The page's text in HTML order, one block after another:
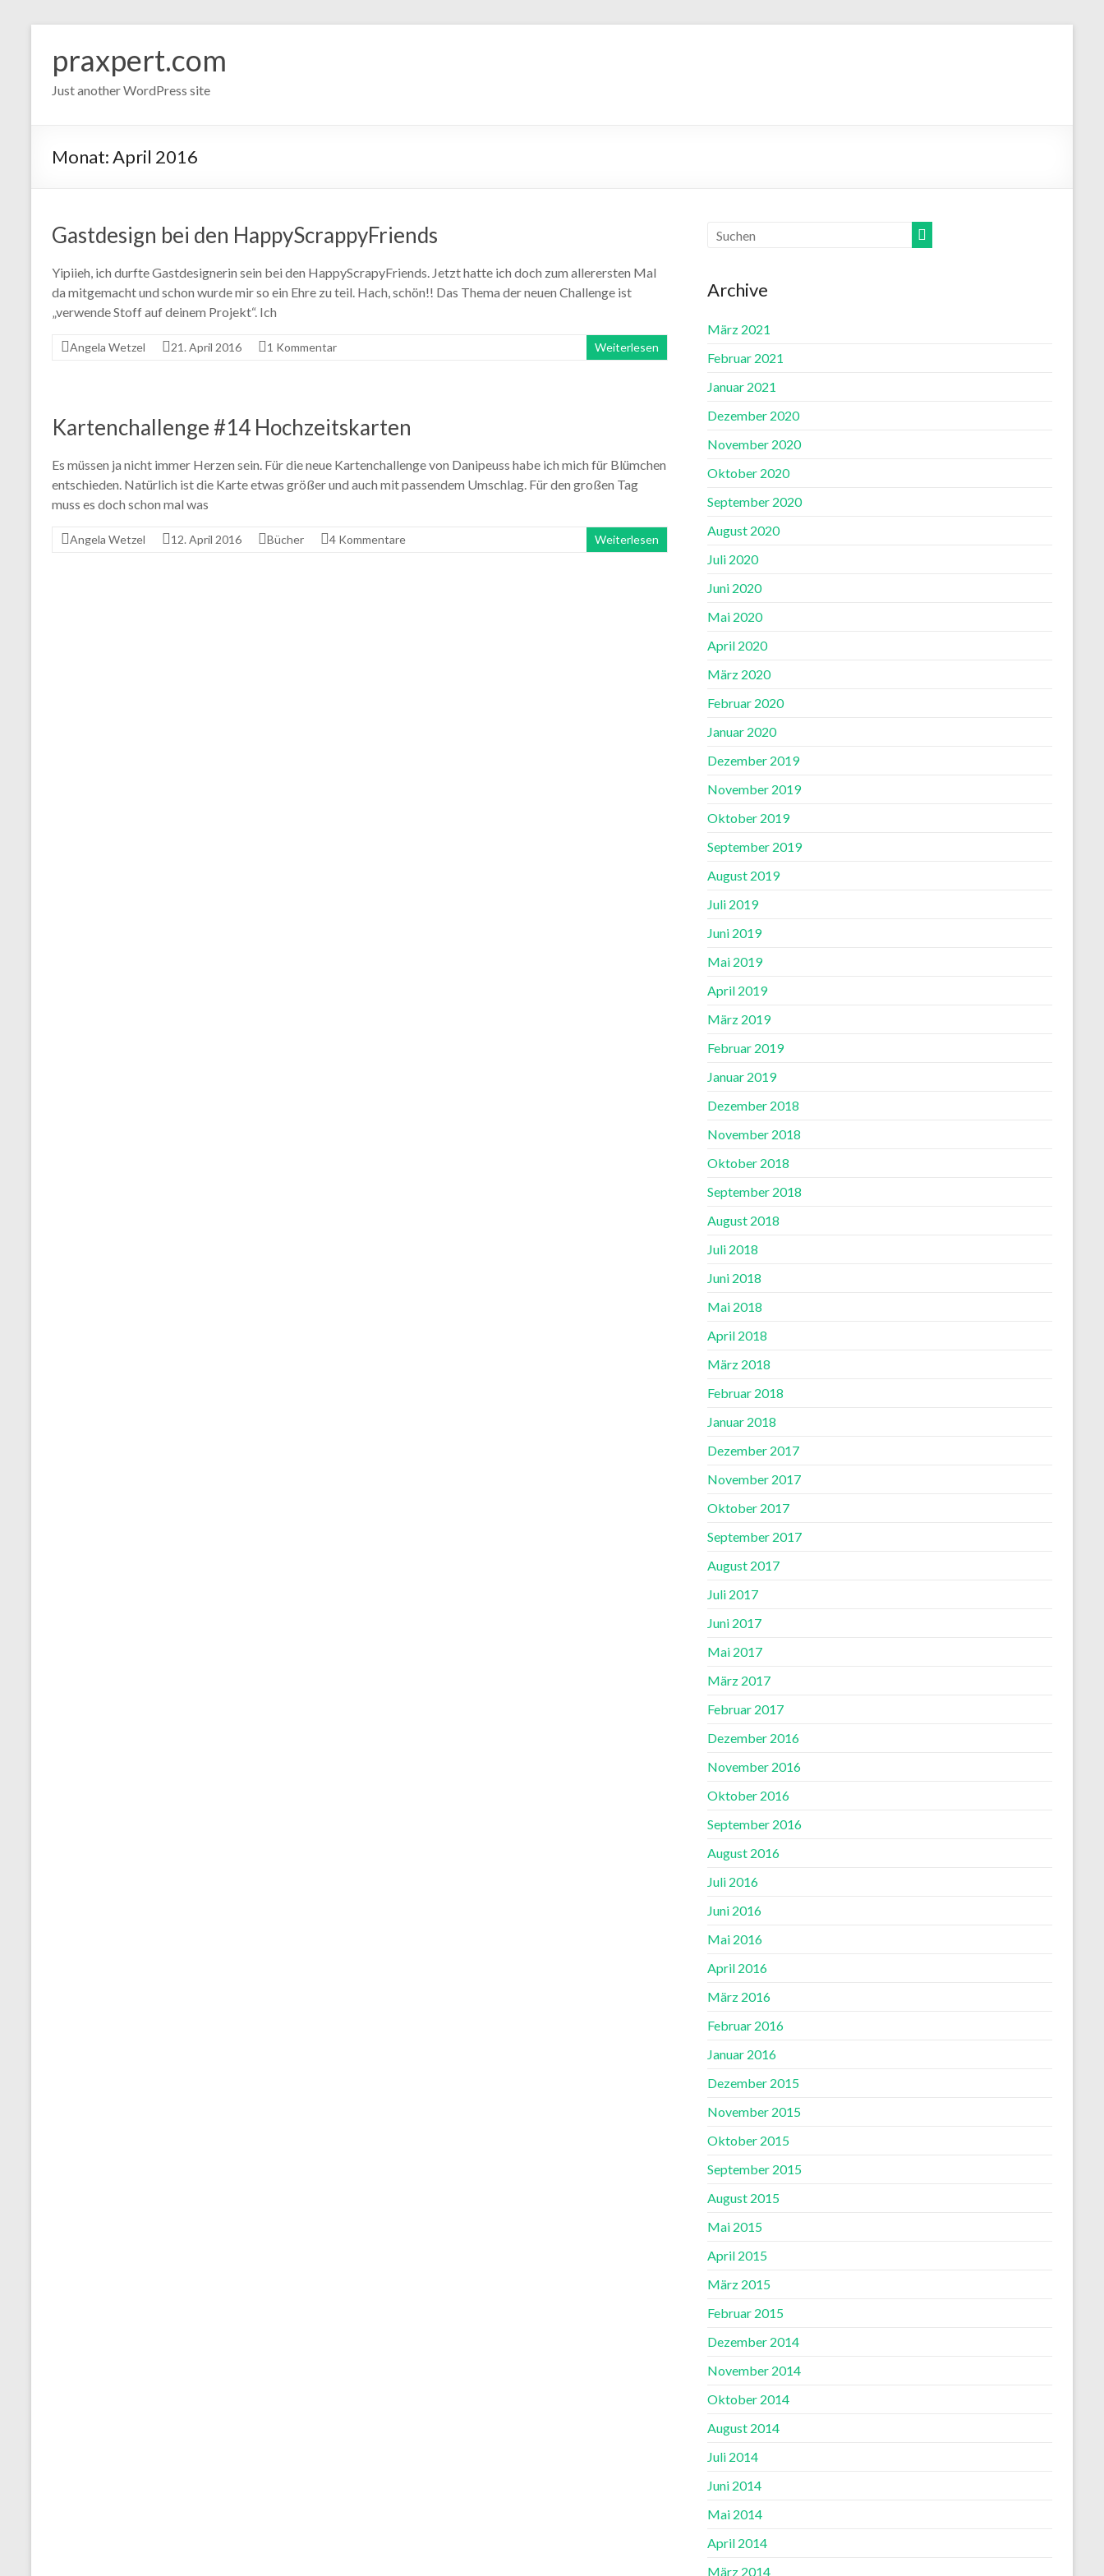
springen
praxpert.com
Just another WordPress site
Monat:April 2016
Gastdesign bei den HappyScrappyFriends
Yipiieh, ich durfte Gastdesignerin sein bei den HappyScrapyFriends. Jetzt hatte ich doch zum allerersten Mal
da mitgemacht und schon wurde mir so ein Ehre zu teil. Hach, schön!! Das Thema der neuen Challenge ist
„verwende Stoff auf deinem Projekt“. Ich
Angela Wetzel 21. April 2016 1 Kommentar Weiterlesen
Kartenchallenge #14 Hochzeitskarten
Es müssen ja nicht immer Herzen sein. Für die neue Kartenchallenge von Danipeuss habe ich mich für Blümchen
entschieden. Natürlich ist die Karte etwas größer und auch mit passendem Umschlag. Für den großen Tag
muss es doch schon mal was
Angela Wetzel 12. April 2016 Bücher 4 Kommentare Weiterlesen
Archive
März 2021
Februar 2021
Januar 2021
Dezember 2020
November 2020
Oktober 2020
September 2020
August 2020
Juli 2020
Juni 2020
Mai 2020
April 2020
März 2020
Februar 2020
Januar 2020
Dezember 2019
November 2019
Oktober 2019
September 2019
August 2019
Juli 2019
Juni 2019
Mai 2019
April 2019
März 2019
Februar 2019
Januar 2019
Dezember 2018
November 2018
Oktober 2018
September 2018
August 2018
Juli 2018
Juni 2018
Mai 2018
April 2018
März 2018
Februar 2018
Januar 2018
Dezember 2017
November 2017
Oktober 2017
September 2017
August 2017
Juli 2017
Juni 2017
Mai 2017
März 2017
Februar 2017
Dezember 2016
November 2016
Oktober 2016
September 2016
August 2016
Juli 2016
Juni 2016
Mai 2016
April 2016
März 2016
Februar 2016
Januar 2016
Dezember 2015
November 2015
Oktober 2015
September 2015
August 2015
Mai 2015
April 2015
März 2015
Februar 2015
Dezember 2014
November 2014
Oktober 2014
August 2014
Juli 2014
Juni 2014
Mai 2014
April 2014
März 2014